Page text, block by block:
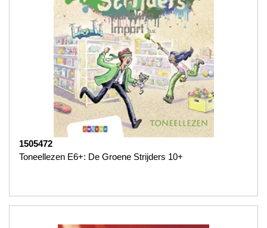
1505472
Toneellezen E6+: De Groene Strijders 10+